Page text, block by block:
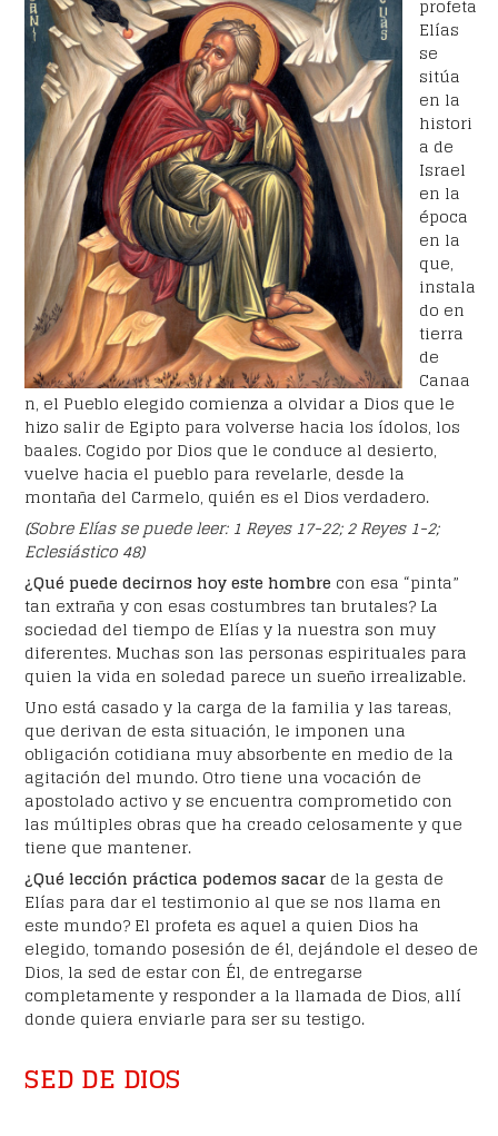
profeta
Elías
se
sitúa
en la
histori
a de
Israel
en la
época
en la
que,
instala
do en
tierra
de
Canaa
n, el Pueblo elegido comienza a olvidar a Dios que le
hizo salir de Egipto para volverse hacia los ídolos, los
baales. Cogido por Dios que le conduce al desierto,
vuelve hacia el pueblo para revelarle, desde la
montaña del Carmelo, quién es el Dios verdadero.
(Sobre Elías se puede leer: 1 Reyes 17-22; 2 Reyes 1-2;
Eclesiástico 48)
¿Qué puede decirnos hoy este hombre con esa “pinta”
tan extraña y con esas costumbres tan brutales? La
sociedad del tiempo de Elías y la nuestra son muy
diferentes. Muchas son las personas espirituales para
quien la vida en soledad parece un sueño irrealizable.
Uno está casado y la carga de la familia y las tareas,
que derivan de esta situación, le imponen una
obligación cotidiana muy absorbente en medio de la
agitación del mundo. Otro tiene una vocación de
apostolado activo y se encuentra comprometido con
las múltiples obras que ha creado celosamente y que
tiene que mantener.
¿Qué lección práctica podemos sacar de la gesta de
Elías para dar el testimonio al que se nos llama en
este mundo? El profeta es aquel a quien Dios ha
elegido, tomando posesión de él, dejándole el deseo de
Dios, la sed de estar con Él, de entregarse
completamente y responder a la llamada de Dios, allí
donde quiera enviarle para ser su testigo.
SED DE DIOS